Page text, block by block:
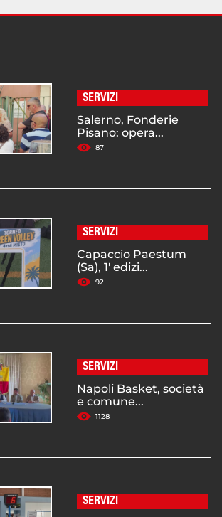
SERVIZI
Salerno, Fonderie
Pisano: opera...
87
SERVIZI
Capaccio Paestum
(Sa), 1' edizi...
92
SERVIZI
Napoli Basket, società
e comune...
1128
SERVIZI